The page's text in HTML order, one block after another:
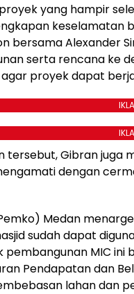
yang hampir
keselamatan
bersama Alexander
serta rencana ke
proyek dapat
tersebut, Gibran juga
dengan
Medan
sudah dapat
pembangunan MIC
Pendapatan dan
lahan dan